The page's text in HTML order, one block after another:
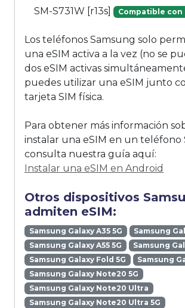
SM-S731W [r13s] Compatible con
Los teléfonos Samsung solo
una eSIM activa a la vez (no se
dos eSIM activas
puedes utilizar una eSIM junto
tarjeta SIM física.
Para obtener más información
instalar una eSIM en un teléfono
consulta nuestra guía aquí:
Instalar una eSIM en Android
Otros dispositivos
admiten eSIM:
Samsung Galaxy A35 5G
Samsung
Samsung Galaxy A55 5G
Samsung
Samsung Galaxy Fold 5G
Samsung
Samsung Galaxy Note20 5G
Samsung Galaxy Note20 Ultra
Samsung Galaxy Note20 Ultra 5G